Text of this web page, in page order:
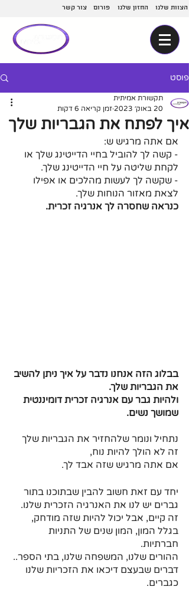
צור קשר פורום החזון שלנו הצוות שלנו
פוסט
איך לפתח את הגבריות שלך
תקשורת אמיתית
20 באוק׳ 2023
זמן קריאה 6 דקות
אם אתה מרגיש ש:
- קשה לך להוביל בחיי הדייטינג שלך או
לקחת שליטה על חיי הדייטינג שלך.
- שקשה לך לעשות מהלכים או אפילו
לצאת מאזור הנוחות שלך.
כנראה שחסרה לך אנרגיה זכרית.
בבלוג הזה אנחנו נדבר על איך ניתן להשיב
את הגבריות שלך.
ולהיות גבר עם אנרגיה זכרית דומיננטית
שמושך נשים.
נתחיל ונומר שלהחזיר את הגבריות שלך
זה לא הולך להיות נוח,
אם אתה מרגיש שזה אבד לך.
יחד עם זאת חשוב להבין שבתוכנו בתור
גברים יש לנו את האנרגיה הזכרית שלנו.
זה קיים, אבל יכול להיות שזה מודחק,
בגלל המון, המון שנים של התניות
חברתיות.
ההורים שלנו, המשפחה שלנו, בתי הספר..
דברים שבעצם דיכאו את הזכריות שלנו
כגברים.